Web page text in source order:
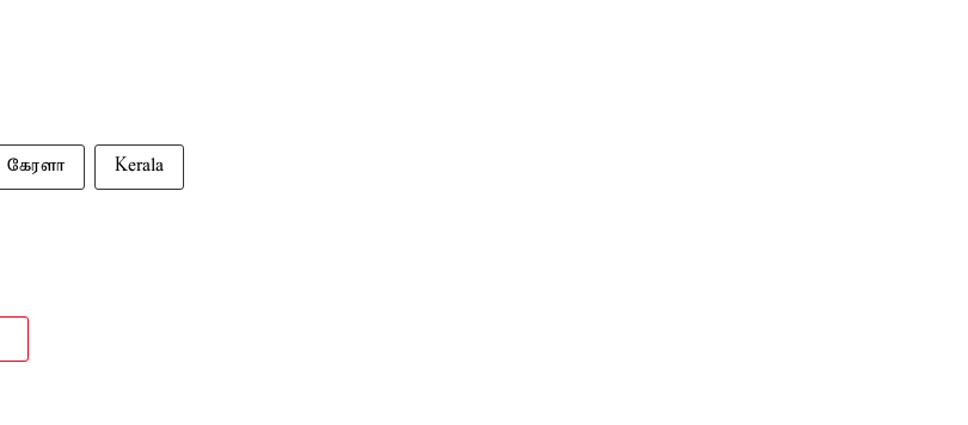
கேரளா Kerala